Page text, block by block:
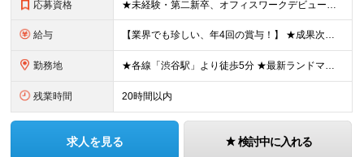
応募資格 ★未経験・第二新卒、オフィスワークデビュー大歓迎 ★平均年齢は28.6歳！ ★20代の若手メンバーが中心になって活躍している職場です！ ●学歴不問 ※35歳以下の方（若年層の長期キャリア形成） ★こ
給与 【業界でも珍しい、年4回の賞与！】 ★成果次第でスピード昇給可 →20代で年収700万〜900万超も！ ■未経験：月給26〜30万円＋賞与年4回（業績による）＋各種手当 ※経験・スキルを考慮して決定
勤務地 ★各線「渋谷駅」より徒歩5分 ★最新ランドマークオフィスです！ ★転勤はありません 【本社】 東京都渋谷区道玄坂2-25-12 道玄坂通 dogenzaka-dori 5階 ※(変更の範囲)上記を除
残業時間 20時間以内
求人を見る 検討中に入れる